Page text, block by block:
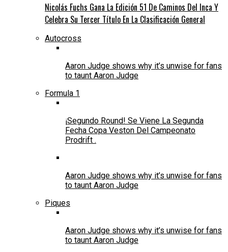
Nicolás Fuchs Gana La Edición 51 De Caminos Del Inca Y
Celebra Su Tercer Título En La Clasificación General
Autocross
Aaron Judge shows why it’s unwise for fans
to taunt Aaron Judge
Formula 1
¡Segundo Round! Se Viene La Segunda
Fecha Copa Veston Del Campeonato
Prodrift .
Aaron Judge shows why it’s unwise for fans
to taunt Aaron Judge
Piques
Aaron Judge shows why it’s unwise for fans
to taunt Aaron Judge